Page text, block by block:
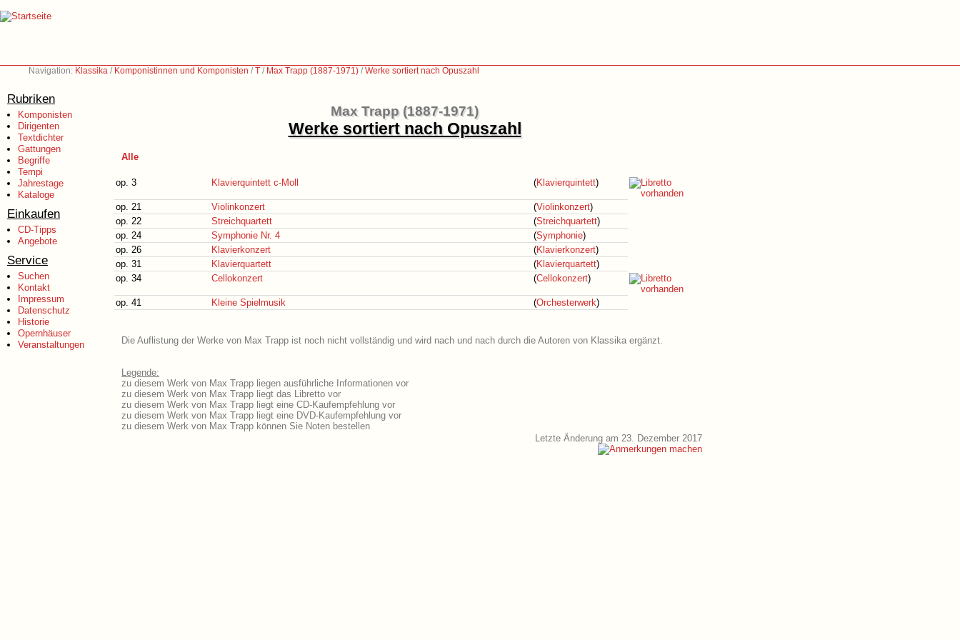
Navigation: Klassika / Komponistinnen und Komponisten /T / Max Trapp (1887-1971) /Werke sortiert nach Opuszahl
Rubriken
Komponisten
Dirigenten
Textdichter
Gattungen
Begriffe
Tempi
Jahrestage
Kataloge
Einkaufen
CD-Tipps
Angebote
Service
Suchen
Kontakt
Impressum
Datenschutz
Historie
Opernhäuser
Veranstaltungen
Max Trapp (1887-1971)
Werke sortiert nach Opuszahl
Alle
op. 3 Klavierquintett c-Moll (Klavierquintett)
op. 21 Violinkonzert (Violinkonzert)
op. 22
Streichquartett (Streichquartett)
op. 24
Symphonie Nr. 4 (Symphonie)
op. 26
Klavierkonzert (Klavierkonzert)
op. 31
Klavierquartett (Klavierquartett)
op. 34
Cellokonzert (Cellokonzert)
op. 41 Kleine Spielmusik (Orchesterwerk)
Die Auflistung der Werke von Max Trapp ist noch nicht vollständig und wird nach und nach durch die Autoren von Klassika ergänzt.
Legende:
zu diesem Werk von Max Trapp liegen ausführliche Informationen vor
zu diesem Werk von Max Trapp liegt das Libretto vor
zu diesem Werk von Max Trapp liegt eine CD-Kaufempfehlung vor
zu diesem Werk von Max Trapp liegt eine DVD-Kaufempfehlung vor
zu diesem Werk von Max Trapp können Sie Noten bestellen
Letzte Änderung am 23. Dezember 2017